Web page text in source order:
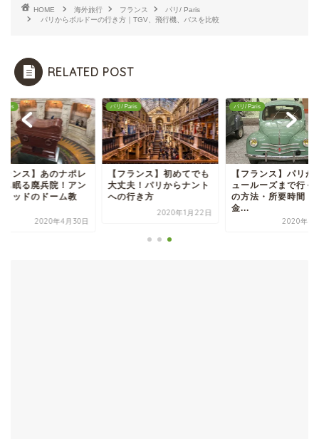
HOME 海外旅行 フランス
パリ/ Paris
パリからボルドーの行き方｜TGV、飛行機、バスを比較
RELATED POST
Paris
ランス】あのナポレ
も眠る廃兵院！アン
リッドのドーム教
2020年4月30日
パリ/ Paris
【フランス】初めてでも
大丈夫！パリからナント
への行き方
2020年1月22日
パリ/ Paris
【フランス】パリか
ュールーズまで行く
の方法・所要時間・
金...
2020年4